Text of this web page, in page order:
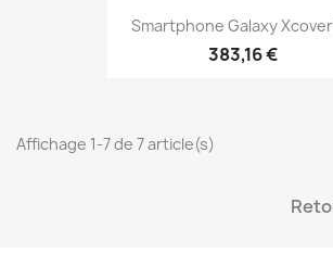
Smartphone Galaxy Xcover
383,16 €
Affichage 1-7 de 7 article(s)